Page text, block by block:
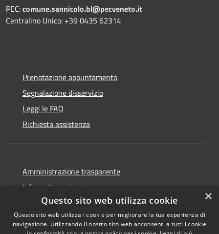
PEC:comune.sannicolo.bl@pecveneto.it
Centralino Unico: +39 0435 62314
Prenotazione appuntamento
Segnalazione disservizio
Leggi le FAQ
Richiesta assistenza
Amministrazione trasparente
Informativa privacy
Note legali
Dichiarazione di accessibilità
×
Questo sito web utilizza cookie
Questo sito web utilizza i cookie per migliorare la tua esperienza di
navigazione. Utilizzando il nostro sito web acconsenti a tutti i cookie